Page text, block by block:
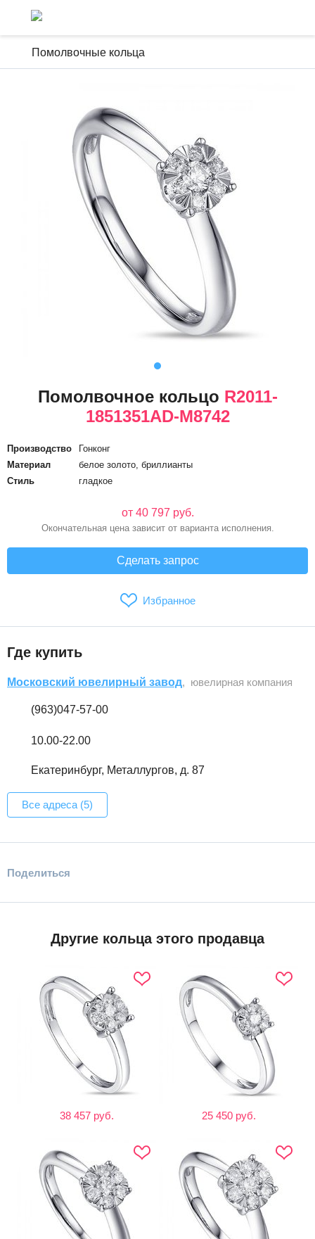
Помолвочные кольца
Помолвочное кольцо R2011-
1851351AD-М8742
Производство
Гонконг
Материал
белое золото, бриллианты
Стиль
гладкое
от 40 797 руб.
Окончательная цена зависит от варианта исполнения.
Сделать запрос
Избранное
Где купить
Московский ювелирный завод, ювелирная компания
(963)047-57-00
10.00-22.00
Екатеринбург, Металлургов, д. 87
Все адреса (5)
Поделиться
Другие кольца этого продавца
38 457 руб. 25 450 руб.